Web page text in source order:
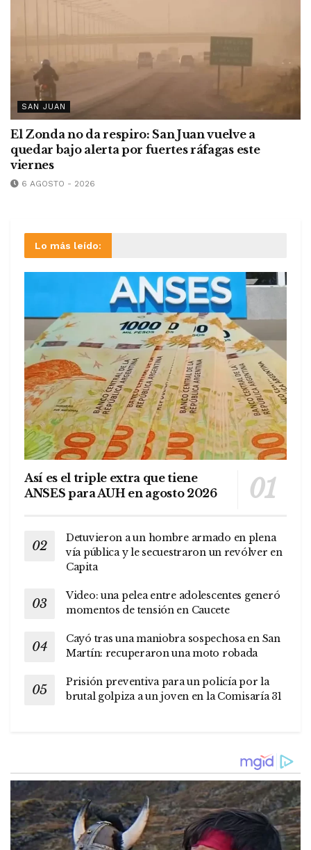
SAN JUAN
El Zonda no da respiro: San Juan vuelve a
quedar bajo alerta por fuertes ráfagas este
viernes
6 AGOSTO - 2026
Lo más leído:
Así es el triple extra que tiene
ANSES para AUH en agosto 2026
Detuvieron a un hombre armado en plena
vía pública y le secuestraron un revólver en
Capita
Video: una pelea entre adolescentes generó
momentos de tensión en Caucete
Cayó tras una maniobra sospechosa en San
Martín: recuperaron una moto robada
Prisión preventiva para un policía por la
brutal golpiza a un joven en la Comisaría 31